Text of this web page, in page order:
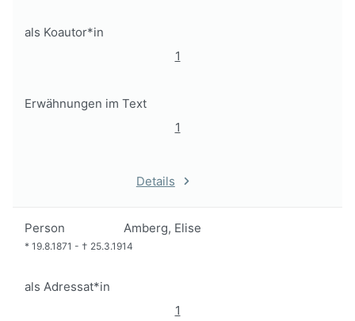
als Koautor*in
1
Erwähnungen im Text
1
Details
Person Amberg, Elise
* 19.8.1871 - † 25.3.1914
als Adressat*in
1